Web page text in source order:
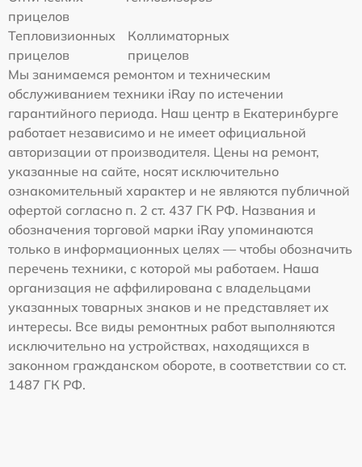
прицелов
Тепловизионных
прицелов
Коллиматорных
прицелов
Мы занимаемся ремонтом и техническим
обслуживанием техники iRay по истечении
гарантийного периода. Наш центр в Екатеринбурге
работает независимо и не имеет официальной
авторизации от производителя. Цены на ремонт,
указанные на сайте, носят исключительно
ознакомительный характер и не являются публичной
офертой согласно п. 2 ст. 437 ГК РФ. Названия и
обозначения торговой марки iRay упоминаются
только в информационных целях — чтобы обозначить
перечень техники, с которой мы работаем. Наша
организация не аффилирована с владельцами
указанных товарных знаков и не представляет их
интересы. Все виды ремонтных работ выполняются
исключительно на устройствах, находящихся в
законном гражданском обороте, в соответствии со ст.
1487 ГК РФ.